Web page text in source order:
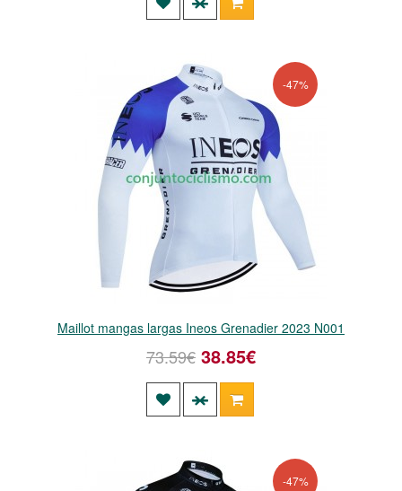
-47%
Maillot mangas largas Ineos Grenadier 2023 N001
73.59€ 38.85€
-47%